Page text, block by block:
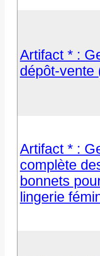
Artifact * :
dépôt-vente
Artifact * :
complète
bonnets
lingerie